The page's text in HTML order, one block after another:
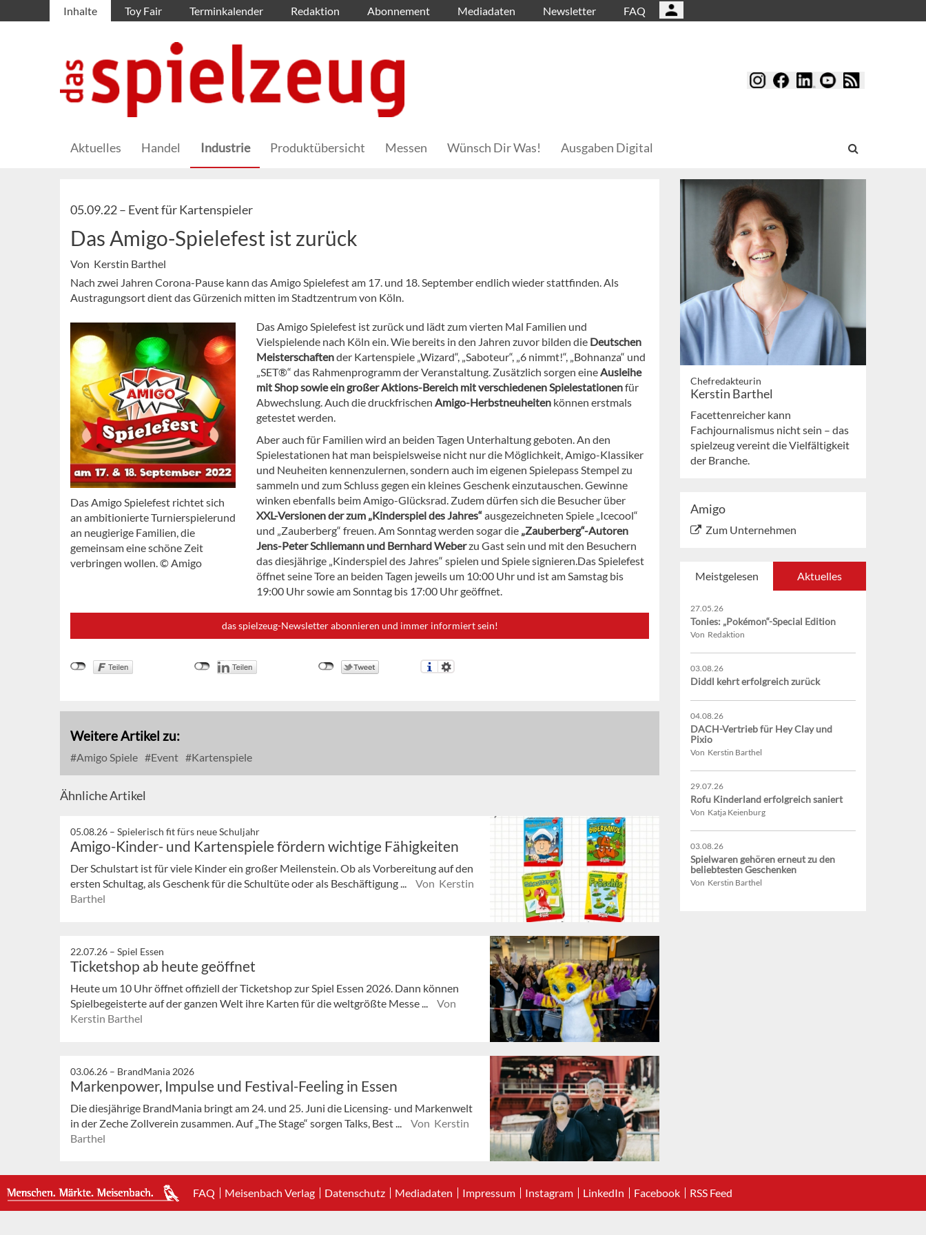
Inhalte Toy Fair Terminkalender Redaktion Abonnement Mediadaten Newsletter FAQ
Aktuelles Handel Industrie Produktübersicht Messen Wünsch Dir Was! Ausgaben Digital
05.09.22 – Event für Kartenspieler
Das Amigo-Spielefest ist zurück
Von Kerstin Barthel
Nach zwei Jahren Corona-Pause kann das Amigo Spielefest am 17. und 18. September endlich wieder stattfinden. Als
Austragungsort dient das Gürzenich mitten im Stadtzentrum von Köln.
Das Amigo Spielefest richtet sich
an ambitionierte Turnierspielerund
an neugierige Familien, die
gemeinsam eine schöne Zeit
verbringen wollen. © Amigo
Das Amigo Spielefest ist zurück und lädt zum vierten Mal Familien und
Vielspielende nach Köln ein. Wie bereits in den Jahren zuvor bilden die Deutschen
Meisterschaftender Kartenspiele „Wizard“, „Saboteur“, „6 nimmt!“, „Bohnanza“ und
„SET®“ das Rahmenprogramm der Veranstaltung. Zusätzlich sorgen eineAusleihe
mit Shop sowie ein großer Aktions-Bereich mit verschiedenen Spielestationenfür
Abwechslung. Auch die druckfrischen Amigo-Herbstneuheiten können erstmals
getestet werden.
Aber auch für Familien wird an beiden Tagen Unterhaltung geboten. An den
Spielestationen hat man beispielsweise nicht nur die Möglichkeit, Amigo-Klassiker
und Neuheiten kennenzulernen, sondern auch im eigenen Spielepass Stempel zu
sammeln und zum Schluss gegen ein kleines Geschenk einzutauschen. Gewinne
winken ebenfalls beim Amigo-Glücksrad. Zudem dürfen sich die Besucher über
XXL-Versionen der zum „Kinderspiel des Jahres“ausgezeichneten Spiele „Icecool“
und „Zauberberg“ freuen. Am Sonntag werden sogar die „Zauberberg“-Autoren
Jens-Peter Schliemann und Bernhard Weberzu Gast sein und mit den Besuchern
das diesjährige „Kinderspiel des Jahres“ spielen und Spiele signieren.Das Spielefest
öffnet seine Tore an beiden Tagen jeweils um 10:00 Uhr und ist am Samstag bis
19:00 Uhr sowie am Sonntag bis 17:00 Uhr geöffnet.
das spielzeug-Newsletter abonnieren und immer informiert sein!
Weitere Artikel zu:
Amigo Spiele Event Kartenspiele
Ähnliche Artikel
05.08.26 – Spielerisch fit fürs neue Schuljahr
Amigo-Kinder- und Kartenspiele fördern wichtige Fähigkeiten
Der Schulstart ist für viele Kinder ein großer Meilenstein. Ob als Vorbereitung auf den
ersten Schultag, als Geschenk für die Schultüte oder als Beschäftigung ...
Von Kerstin
Barthel
22.07.26 – Spiel Essen
Ticketshop ab heute geöffnet
Heute um 10 Uhr öffnet offiziell der Ticketshop zur Spiel Essen 2026. Dann können
Spielbegeisterte auf der ganzen Welt ihre Karten für die weltgrößte Messe ...
Von
Kerstin Barthel
03.06.26 – BrandMania 2026
Markenpower, Impulse und Festival-Feeling in Essen
Die diesjährige BrandMania bringt am 24. und 25. Juni die Licensing- und Markenwelt
in der Zeche Zollverein zusammen. Auf „The Stage“ sorgen Talks, Best ...
Von Kerstin
Barthel
Chefredakteurin
Kerstin Barthel
Facettenreicher kann
Fachjournalismus nicht sein – das
spielzeug vereint die Vielfältigkeit
der Branche.
Amigo
Zum Unternehmen
Meistgelesen Aktuelles
27.05.26
Tonies: „Pokémon“-Special Edition
Von Redaktion
03.08.26
Diddl kehrt erfolgreich zurück
04.08.26
DACH-Vertrieb für Hey Clay und
Pixio
Von Kerstin Barthel
29.07.26
Rofu Kinderland erfolgreich saniert
Von Katja Keienburg
03.08.26
Spielwaren gehören erneut zu den
beliebtesten Geschenken
Von Kerstin Barthel
FAQ Meisenbach Verlag Datenschutz Mediadaten Impressum Instagram LinkedIn Facebook RSS Feed